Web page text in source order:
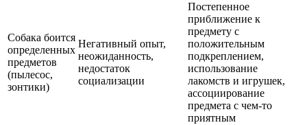
Собака боится
определенных
предметов
(пылесос,
зонтики)
Негативный опыт,
неожиданность,
недостаток
социализации
Постепенное
приближение к
предмету с
положительным
подкреплением,
использование
лакомств и игрушек,
ассоциирование
предмета с чем-то
приятным